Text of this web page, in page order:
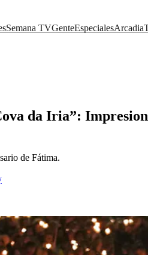
Semana TVGenteEspecialesArcadia
da Iria”:
de Fátima.